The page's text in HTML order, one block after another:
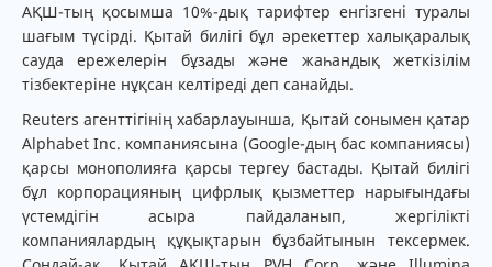
АҚШ-тың қосымша 10%-дық тарифтер енгізгені туралы
шағым түсірді. Қытай билігі бұл әрекеттер халықаралық
сауда ережелерін бұзады және жаһандық жеткізілім
тізбектеріне нұқсан келтіреді деп санайды.
Reuters агенттігінің хабарлауынша, Қытай сонымен қатар
Alphabet Inc. компаниясына (Google-дың бас компаниясы)
қарсы монополияға қарсы тергеу бастады. Қытай билігі
бұл корпорацияның цифрлық қызметтер нарығындағы
үстемдігін асыра пайдаланып, жергілікті
компаниялардың құқықтарын бұзбайтынын тексермек.